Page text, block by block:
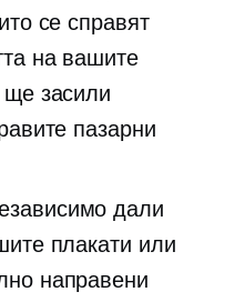
се справят
на вашите
ще засили
пазарни
дали
плакати или
направени